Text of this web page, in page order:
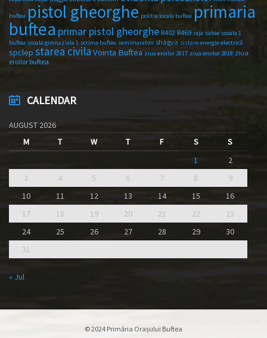
buftea pistol gheorghe politia locala buftea primaria
buftea primar pistol gheorghe R402 R469 raja sabie scoala 1
buftea scoala gimnaziala 1 scrima buftea semimaraton shagya sistare energie electrică
spclep starea civila Vointa Buftea ziua eroilor 2017 ziua eroilor 2018 ziua
eroilor buftea
CALENDAR
AUGUST 2026
M
T W T F S
S
1
2
3
4 5 6 7 8
9
10
11 12 13 14 15
16
17
18 19 20 21 22
23
24
25 26 27 28 29
30
31
« Jul
© 2024 Primăria Orașului Buftea